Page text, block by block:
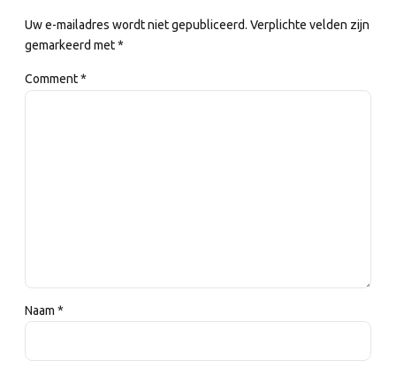
Uw e-mailadres wordt niet gepubliceerd. Verplichte velden zijn
gemarkeerd met *
Comment*
Naam *